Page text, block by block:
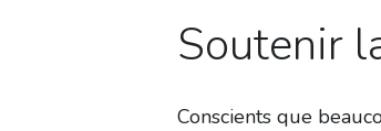
Soutenir
Conscients que